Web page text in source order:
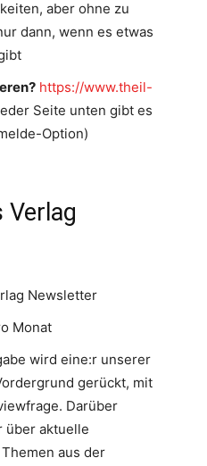
aber ohne zu
dann, wenn es etwas
https://www.theil-
Seite unten gibt es
Option)
Verlag
Newsletter
Monat
wird eine:r unserer
gerückt, mit
Darüber
über aktuelle
aus der